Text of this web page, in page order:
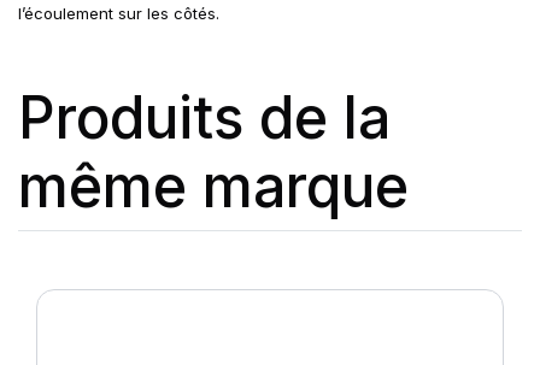
l’écoulement sur les côtés.
Produits de la
même marque